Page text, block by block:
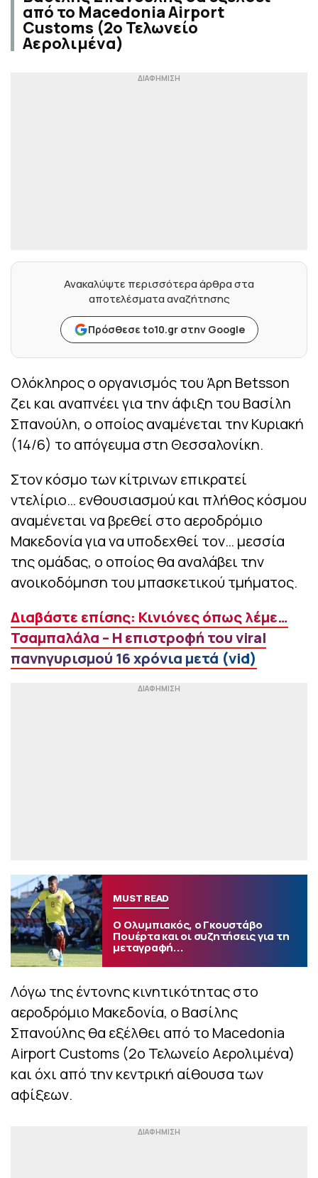
από το Macedonia Airport
Customs (2ο Τελωνείο
Αερολιμένα)
Ανακαλύψτε περισσότερα άρθρα στα
αποτελέσματα αναζήτησης
Πρόσθεσε to10.gr στην Google
Ολόκληρος ο οργανισμός του Άρη Betsson
ζει και αναπνέει για την άφιξη του Βασίλη
Σπανούλη, ο οποίος αναμένεται την Κυριακή
(14/6) το απόγευμα στη Θεσσαλονίκη.
Στον κόσμο των κίτρινων επικρατεί
ντελίριο… ενθουσιασμού και πλήθος κόσμου
αναμένεται να βρεθεί στο αεροδρόμιο
Μακεδονία για να υποδεχθεί τον… μεσσία
της ομάδας, ο οποίος θα αναλάβει την
ανοικοδόμηση του μπασκετικού τμήματος.
Διαβάστε επίσης: Κινιόνες όπως λέμε…
Τσαμπαλάλα – Η επιστροφή του viral
πανηγυρισμού 16 χρόνια μετά (vid)
MUST READ
Ο Ολυμπιακός, ο Γκουστάβο
Πουέρτα και οι συζητήσεις για τη
μεταγραφή...
Λόγω της έντονης κινητικότητας στο
αεροδρόμιο Μακεδονία, ο Βασίλης
Σπανούλης θα εξέλθει από το Macedonia
Airport Customs (2ο Τελωνείο Αερολιμένα)
και όχι από την κεντρική αίθουσα των
αφίξεων.